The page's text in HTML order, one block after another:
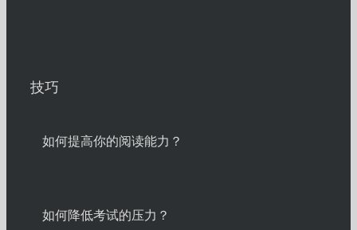
技巧
如何提高你的阅读能力？
如何降低考试的压力？